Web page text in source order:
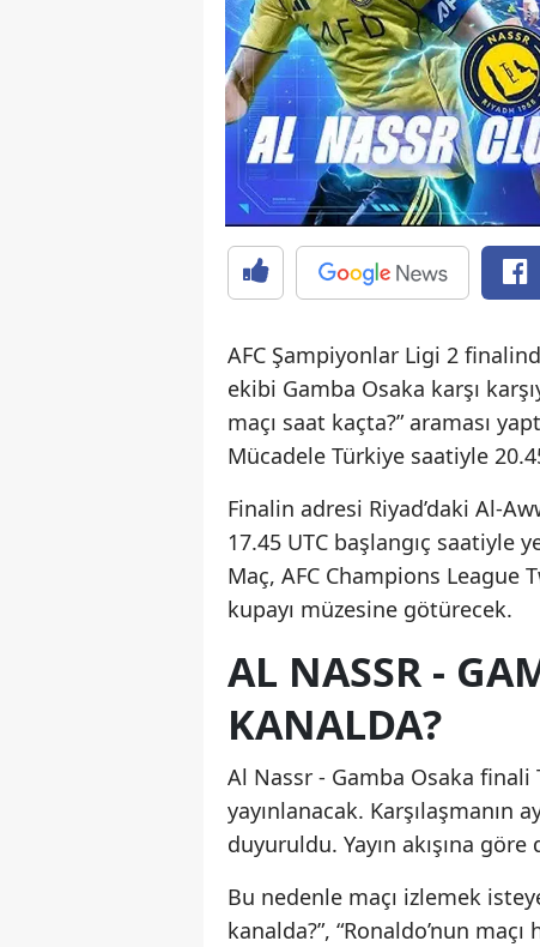
AFC Şampiyonlar Ligi 2
ekibi Gamba Osaka karşı
maçı saat kaçta?” araması
Mücadele Türkiye saatiyle
Finalin adresi Riyad’daki Al-
17.45 UTC başlangıç saatiyle
Maç, AFC Champions League
kupayı müzesine götürecek.
AL NASSR -
KANALDA?
Al Nassr - Gamba Osaka finali
yayınlanacak. Karşılaşmanın
duyuruldu. Yayın akışına
Bu nedenle maçı izlemek
kanalda?”, “Ronaldo’nun